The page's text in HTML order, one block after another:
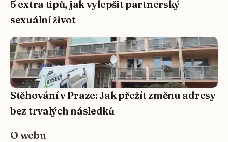
5 extra tipů, jak vylepšit partnerský
sexuální život
Stěhování v Praze: Jak přežít změnu adresy
bez trvalých následků
O webu